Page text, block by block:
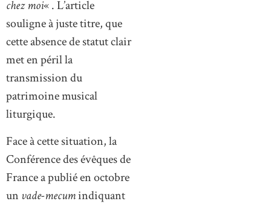
chez moi« . L’article
souligne à juste titre, que
cette absence de statut clair
met en péril la
transmission du
patrimoine musical
liturgique.
Face à cette situation, la
Conférence des évêques de
France a publié en octobre
un vade-mecumindiquant